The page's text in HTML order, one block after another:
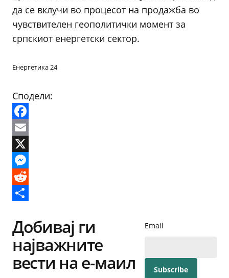
да се вклучи во процесот на продажба во
чувствителен геополитички момент за
српскиот енергетски сектор.
Енергетика 24
Сподели:
Facebook
Email
X
Messenger
Reddit
Добивај ги
најважните
вести на е-маил
Email